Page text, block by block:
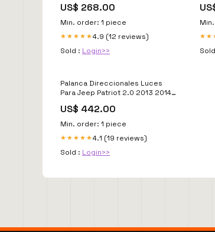
US$ 268.00
Min. order: 1 piece
★★★★★4.9 (12 reviews)
Sold : Login>>
Palanca Direccionales Luces
Para Jeep Patriot 2.0 2013 2014
US$ 442.00
Min. order: 1 piece
★★★★★4.1 (19 reviews)
Sold : Login>>